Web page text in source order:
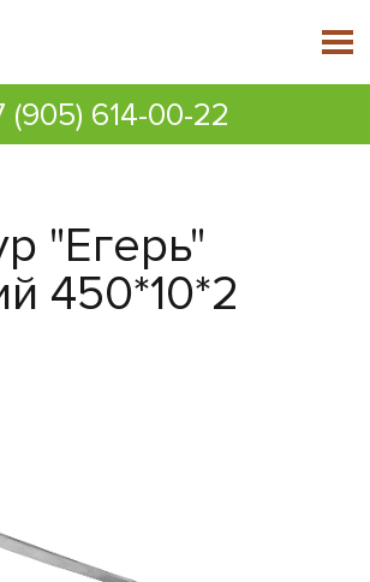
(905) 614-00-22
"Егерь"
450*10*2